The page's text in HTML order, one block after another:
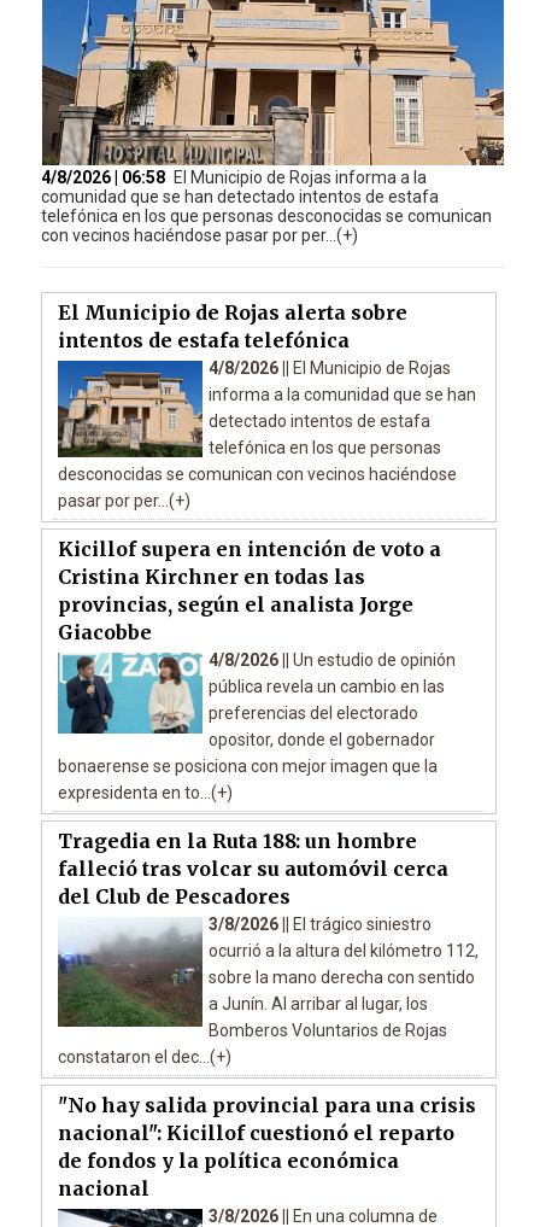
4/8/2026 | 06:58 El Municipio de Rojas informa a la
comunidad que se han detectado intentos de estafa
telefónica en los que personas desconocidas se comunican
con vecinos haciéndose pasar por per...(+)
El Municipio de Rojas alerta sobre
intentos de estafa telefónica
4/8/2026 ||
El Municipio de Rojas
informa a la comunidad que se han
detectado intentos de estafa
telefónica en los que personas
desconocidas se comunican con vecinos haciéndose
pasar por per...(+)
Kicillof supera en intención de voto a
Cristina Kirchner en todas las
provincias, según el analista Jorge
Giacobbe
4/8/2026 || Un estudio de opinión
pública revela un cambio en las
preferencias del electorado
opositor, donde el gobernador
bonaerense se posiciona con mejor imagen que la
expresidenta en to...(+)
Tragedia en la Ruta 188: un hombre
falleció tras volcar su automóvil cerca
del Club de Pescadores
3/8/2026 ||
El trágico siniestro
ocurrió a la altura del kilómetro 112,
sobre la mano derecha con sentido
a Junín. Al arribar al lugar, los
Bomberos Voluntarios de Rojas
constataron el dec...(+)
"No hay salida provincial para una crisis
nacional": Kicillof cuestionó el reparto
de fondos y la política económica
nacional
3/8/2026 ||
En una columna de